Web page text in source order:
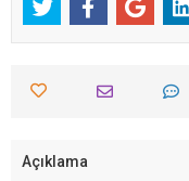
Açıklama